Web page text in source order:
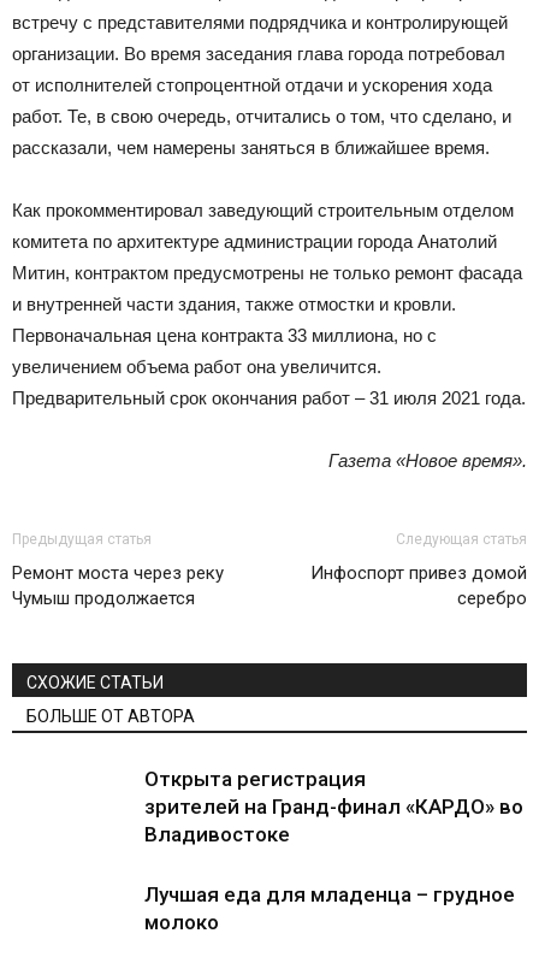
встречу с представителями подрядчика и контролирующей
организации. Во время заседания глава города потребовал
от исполнителей стопроцентной отдачи и ускорения хода
работ. Те, в свою очередь, отчитались о том, что сделано, и
рассказали, чем намерены заняться в ближайшее время.
Как прокомментировал заведующий строительным отделом
комитета по архитектуре администрации города Анатолий
Митин, контрактом предусмотрены не только ремонт фасада
и внутренней части здания, также отмостки и кровли.
Первоначальная цена контракта 33 миллиона, но с
увеличением объема работ она увеличится.
Предварительный срок окончания работ – 31 июля 2021 года.
Газета «Новое время».
Предыдущая статья
Ремонт моста через реку
Чумыш продолжается
Следующая статья
Инфоспорт привез домой
серебро
СХОЖИЕ СТАТЬИ
БОЛЬШЕ ОТ АВТОРА
Открыта регистрация
зрителей на Гранд-финал «КАРДО» во
Владивостоке
Лучшая еда для младенца – грудное
молоко